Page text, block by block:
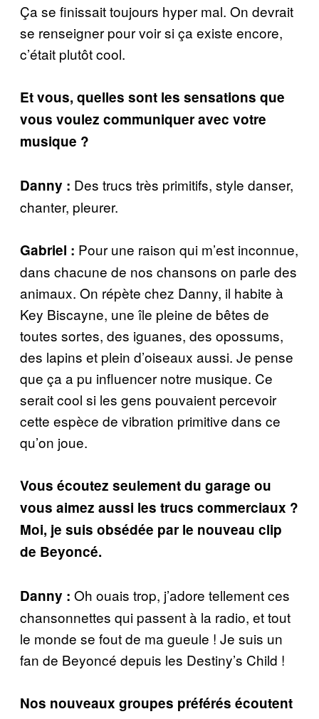
Ça se finissait toujours hyper mal. On devrait
se renseigner pour voir si ça existe encore,
c’était plutôt cool.
Et vous, quelles sont les sensations que
vous voulez communiquer avec votre
musique ?
Danny : Des trucs très primitifs, style danser,
chanter, pleurer.
Gabriel : Pour une raison qui m’est inconnue,
dans chacune de nos chansons on parle des
animaux. On répète chez Danny, il habite à
Key Biscayne, une île pleine de bêtes de
toutes sortes, des iguanes, des opossums,
des lapins et plein d’oiseaux aussi. Je pense
que ça a pu influencer notre musique. Ce
serait cool si les gens pouvaient percevoir
cette espèce de vibration primitive dans ce
qu’on joue.
Vous écoutez seulement du garage ou
vous aimez aussi les trucs commerciaux ?
Moi, je suis obsédée par le nouveau clip
de Beyoncé.
Danny : Oh ouais trop, j’adore tellement ces
chansonnettes qui passent à la radio, et tout
le monde se fout de ma gueule ! Je suis un
fan de Beyoncé depuis les Destiny’s Child !
Nos nouveaux groupes préférés écoutent